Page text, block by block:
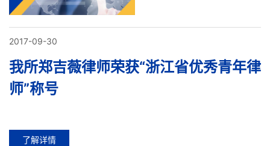
2017-09-30
我所郑吉薇律师荣获“浙江省优秀青年律
师”称号
了解详情